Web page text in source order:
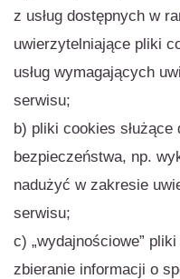
z usług dostępnych w
uwierzytelniające pliki
usług wymagających
serwisu;
b) pliki cookies służące
bezpieczeństwa, np.
nadużyć w zakresie
serwisu;
c) „wydajnościowe”
zbieranie informacji o